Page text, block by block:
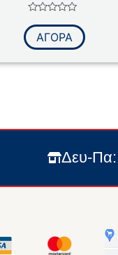
με
από
ΑΓΟΡΑ
Δευ-Πα: